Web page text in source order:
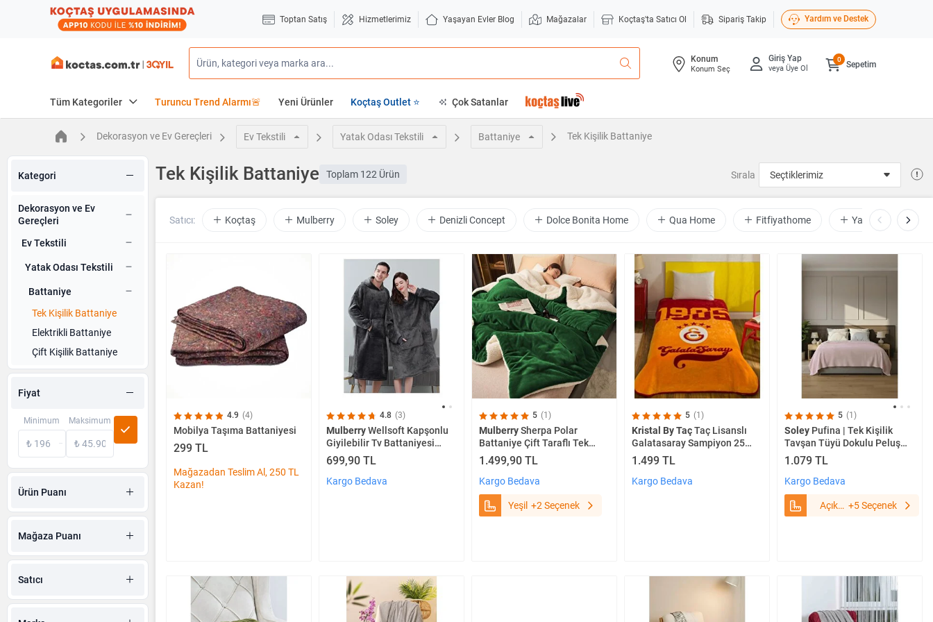
Toptan Satış Hizmetlerimiz Yaşayan Evler Blog Mağazalar Koçtaş'ta Satıcı Ol Sipariş Takip Yardım ve Destek
Konum
Konum Seç
Giriş Yap
veya Üye Ol Sepetim
0
Tüm Kategoriler Turuncu Trend Alarmı🚨 Yeni Ürünler Koçtaş Outlet ⭐ Çok Satanlar
Dekorasyon ve Ev Gereçleri Ev Tekstili Yatak Odası Tekstili Battaniye Tek Kişilik Battaniye
Kategori
Dekorasyon ve Ev
Gereçleri
Ev Tekstili
Yatak Odası Tekstili
Battaniye
Tek Kişilik Battaniye
Elektrikli Battaniye
Çift Kişilik Battaniye
Fiyat
Minimum Maksimum
Ürün Puanı
Mağaza Puanı
Satıcı
Tek Kişilik Battaniye Toplam 122 Ürün Sırala
Satıcı: Koçtaş Mulberry Soley Denizli Concept Dolce Bonita Home Qua Home Fitfiyathome Yatakmerkezi
4.9 (4)
Mobilya Taşıma Battaniyesi
299 TL
Mağazadan Teslim Al, 250 TL
Kazan!
4.8 (3)
MulberryWellsoft Kapşonlu
Giyilebilir Tv Battaniyesi
Unisex Over Size - Antrasit
699,90 TL
Kargo Bedava
5 (1)
MulberrySherpa Polar
Battaniye Çift Taraflı Tek
Kişilik 160x220 Cm Yeşil
1.499,90 TL
Kargo Bedava
Yeşil +2 Seçenek
5 (1)
Kristal By TaçTaç Lisanslı
Galatasaray Sampiyon 25
Tek Kişilik Battaniye 2026
Yeni Model
1.499 TL
Kargo Bedava
5 (1)
SoleyPufina | Tek Kişilik
Tavşan Tüyü Dokulu Peluş
Battaniye & Yatak Örtüsü |
150x220 Açık Pudra
1.079 TL
Kargo Bedava
Açık
+5 Seçenek